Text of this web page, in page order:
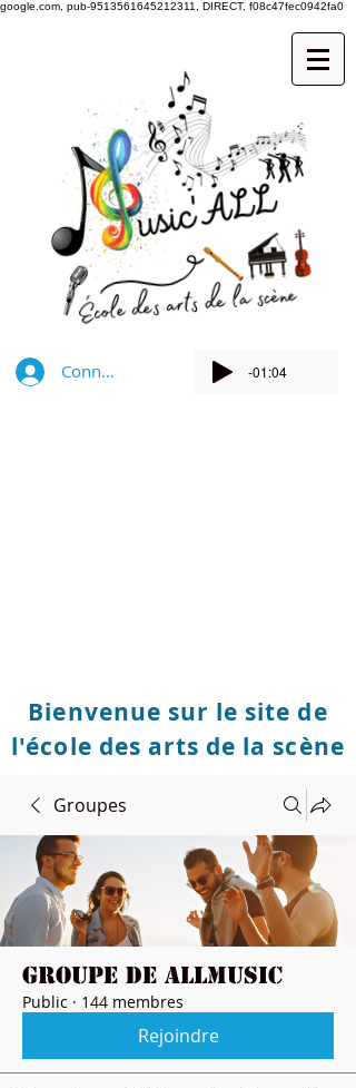
google.com, pub-9513561645212311, DIRECT, f08c47fec0942fa0
Connexion -01:04
Bienvenue sur le site de
l'école des arts de la scène
Groupes
Groupe de Allmusic
Public · 144 membres
Rejoindre